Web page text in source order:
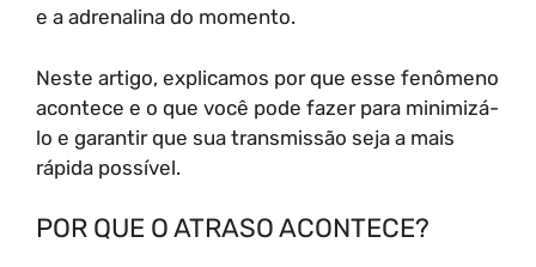
e a adrenalina do momento.
Neste artigo, explicamos por que esse fenômeno
acontece e o que você pode fazer para minimizá-
lo e garantir que sua transmissão seja a mais
rápida possível.
POR QUE O ATRASO ACONTECE?